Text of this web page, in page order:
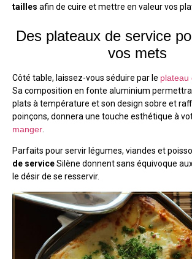
tailles afin de cuire et mettre en valeur vos
Des plateaux de service
vos mets
Côté table, laissez-vous séduire par le plateau
Sa composition en fonte aluminium
plats à température et son design sobre et
poinçons, donnera une touche esthétique à
manger
Parfaits pour servir légumes, viandes et
de serviceSilène donnent sans équivoque
le désir de se resservir.